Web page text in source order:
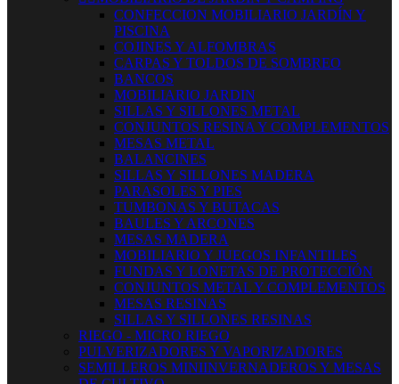
CONFECCION MOBILIARIO JARDÍN Y
PISCINA
COJINES Y ALFOMBRAS
CARPAS Y TOLDOS DE SOMBREO
BANCOS
MOBILIARIO JARDIN
SILLAS Y SILLONES METAL
CONJUNTOS RESINA Y COMPLEMENTOS
MESAS METAL
BALANCINES
SILLAS Y SILLONES MADERA
PARASOLES Y PIES
TUMBONAS Y BUTACAS
BAULES Y ARCONES
MESAS MADERA
MOBILIARIO Y JUEGOS INFANTILES
FUNDAS Y LONETAS DE PROTECCIÓN
CONJUNTOS METAL Y COMPLEMENTOS
MESAS RESINAS
SILLAS Y SILLONES RESINAS
RIEGO - MICRO RIEGO
PULVERIZADORES Y VAPORIZADORES
SEMILLEROS MINIINVERNADEROS Y MESAS